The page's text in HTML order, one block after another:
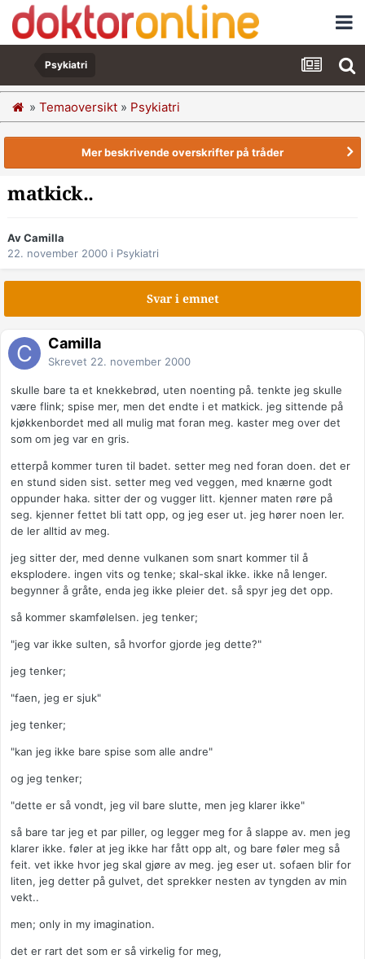
Psykiatri
» Temaoversikt » Psykiatri
Mer beskrivende overskrifter på tråder
matkick..
Av Camilla
22. november 2000 i Psykiatri
Svar i emnet
Camilla
Skrevet 22. november 2000
skulle bare ta et knekkebrød, uten noenting på. tenkte jeg skulle
være flink; spise mer, men det endte i et matkick. jeg sittende på
kjøkkenbordet med all mulig mat foran meg. kaster meg over det
som om jeg var en gris.
etterpå kommer turen til badet. setter meg ned foran doen. det er
en stund siden sist. setter meg ved veggen, med knærne godt
oppunder haka. sitter der og vugger litt. kjenner maten røre på
seg. kjenner fettet bli tatt opp, og jeg eser ut. jeg hører noen ler.
de ler alltid av meg.
jeg sitter der, med denne vulkanen som snart kommer til å
eksplodere. ingen vits og tenke; skal-skal ikke. ikke nå lenger.
begynner å gråte, enda jeg ikke pleier det. så spyr jeg det opp.
så kommer skamfølelsen. jeg tenker;
"jeg var ikke sulten, så hvorfor gjorde jeg dette?"
jeg tenker;
"faen, jeg er sjuk"
jeg tenker;
"kan jeg ikke bare spise som alle andre"
og jeg tenker;
"dette er så vondt, jeg vil bare slutte, men jeg klarer ikke"
så bare tar jeg et par piller, og legger meg for å slappe av. men jeg
klarer ikke. føler at jeg ikke har fått opp alt, og bare føler meg så
feit. vet ikke hvor jeg skal gjøre av meg. jeg eser ut. sofaen blir for
liten, jeg detter på gulvet, det sprekker nesten av tyngden av min
vekt..
men; only in my imagination.
det er rart det som er så virkelig for meg,